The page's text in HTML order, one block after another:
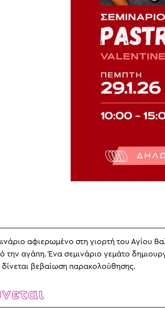
αφιερωμένο στη γιορτή του Αγίου
την αγάπη. Ένα σεμινάριο γεμάτο
βεβαίωση παρακολούθησης.